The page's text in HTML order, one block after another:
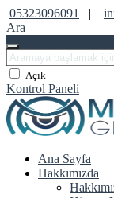
05323096091 |
Ara
Açık
Kontrol Paneli
Ana Sayfa
Hakkımızda